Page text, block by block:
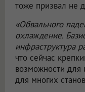
тоже призвал не
«Обвального
охлаждение.
инфраструктура
что сейчас
возможности для
для многих